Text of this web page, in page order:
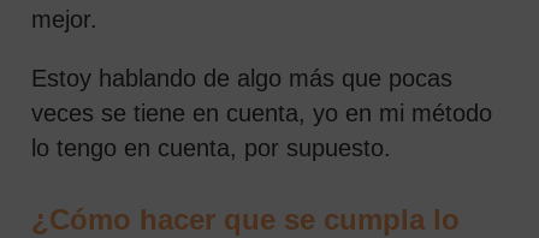
mejor.
Estoy hablando de algo más que pocas
veces se tiene en cuenta, yo en mi método
lo tengo en cuenta, por supuesto.
¿Cómo hacer que se cumpla lo